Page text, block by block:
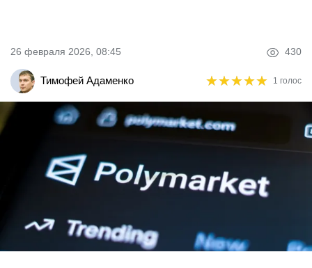
26 февраля 2026, 08:45 430
Тимофей Адаменко ★★★★★
★★★★★ 1 голос